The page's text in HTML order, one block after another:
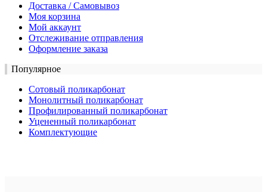
Доставка / Самовывоз
Моя корзина
Мой аккаунт
Отслеживание отправления
Оформление заказа
Популярное
Сотовый поликарбонат
Монолитный поликарбонат
Профилированный поликарбонат
Уцененный поликарбонат
Комплектующие